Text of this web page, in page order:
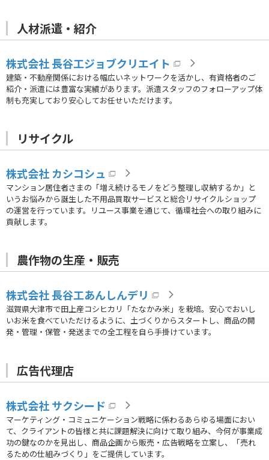
人材派遣・紹介
株式会社 長谷工ジョブクリエイト
建築・不動産関係における幅広いネットワークを活かし、有資格者のご
紹介・派遣には豊富な実績があります。派遣スタッフのフォローアップ体
制も充実しており安心してお任せいただけます。
リサイクル
株式会社 カシコシュ
マンション居住者さまの「増え続けるモノをどう整理し収納するか」と
いうお悩みから誕生した不用品買取サービスと総合リサイクルショップ
の運営を行っています。リユース事業を通じて、循環社会への取り組みに
貢献します。
農作物の生産・販売
株式会社 長谷工あんしんデリ
滋賀県大津市で田上産コシヒカリ「たなかみ米」を栽培。安心でおいし
いお米を食べていただけるように、土づくりからスタートし、商品の開
発・管理・保管・発送までの全工程を自ら手掛けています。
広告代理店
株式会社 サクシード
マーケティング・コミュニケーション戦略に係わるあらゆる場面におい
て、クライアントの皆様と共に課題解決に向けて取り組み、今何が事業成
功の鍵なのかを見出し、商品企画から販売・広告戦略を立案し、「売れ
るための仕組みづくり」をご提供しています。